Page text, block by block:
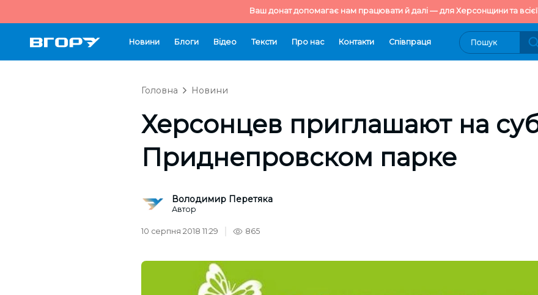
Ваш донат допомагає нам працювати й далі — для Херсонщини та всієї
Новини Блоги Відео Тексти Про нас Контакти Cпівпраця
Головна Новини
Херсонцев приглашают на
Приднепровском парке
Володимир Перетяка
Автор
10 серпня 2018 11:29 865